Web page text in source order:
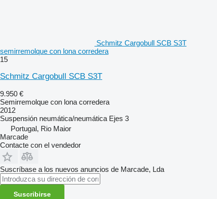
Schmitz Cargobull SCB S3T
semirremolque con lona corredera
15
Schmitz Cargobull SCB S3T
9.950 €
Semirremolque con lona corredera
2012
Suspensión neumática/neumática Ejes 3
Portugal, Rio Maior
Marcade
Contacte con el vendedor
Suscríbase a los nuevos anuncios de Marcade, Lda
Suscribirse